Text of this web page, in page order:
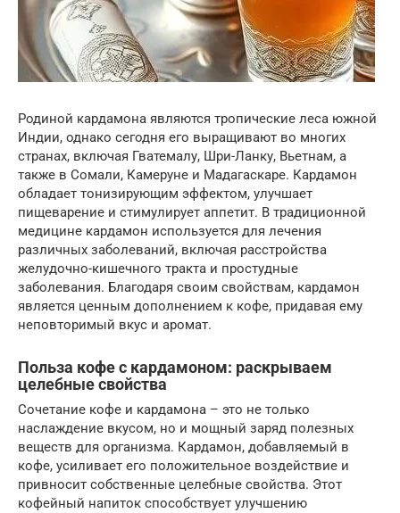
Родиной кардамона являются тропические леса южной
Индии, однако сегодня его выращивают во многих
странах, включая Гватемалу, Шри-Ланку, Вьетнам, а
также в Сомали, Камеруне и Мадагаскаре. Кардамон
обладает тонизирующим эффектом, улучшает
пищеварение и стимулирует аппетит. В традиционной
медицине кардамон используется для лечения
различных заболеваний, включая расстройства
желудочно-кишечного тракта и простудные
заболевания. Благодаря своим свойствам, кардамон
является ценным дополнением к кофе, придавая ему
неповторимый вкус и аромат.
Польза кофе с кардамоном: раскрываем
целебные свойства
Сочетание кофе и кардамона – это не только
наслаждение вкусом, но и мощный заряд полезных
веществ для организма. Кардамон, добавляемый в
кофе, усиливает его положительное воздействие и
привносит собственные целебные свойства. Этот
кофейный напиток способствует улучшению